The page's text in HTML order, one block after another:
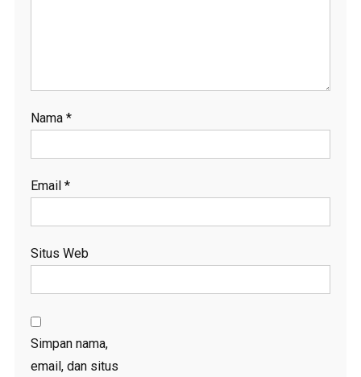
Nama *
Email *
Situs Web
Simpan nama,
email, dan situs